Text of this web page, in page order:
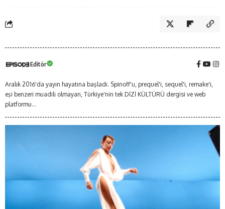
Editör
Aralık 2016'da yayın hayatına başladı. Spinoff'u, prequel'i, sequel'i, remake'i,
eşi benzeri muadili olmayan, Türkiye'nin tek DİZİ KÜLTÜRÜ dergisi ve web
platformu...